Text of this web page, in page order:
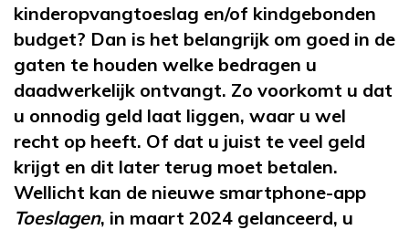
kinderopvangtoeslag en/of kindgebonden
budget? Dan is het belangrijk om goed in de
gaten te houden welke bedragen u
daadwerkelijk ontvangt. Zo voorkomt u dat
u onnodig geld laat liggen, waar u wel
recht op heeft. Of dat u juist te veel geld
krijgt en dit later terug moet betalen.
Wellicht kan de nieuwe smartphone-app
Toeslagen, in maart 2024 gelanceerd, u